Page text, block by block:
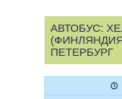
АВТОБУС:
ПЕТЕРБУРГ